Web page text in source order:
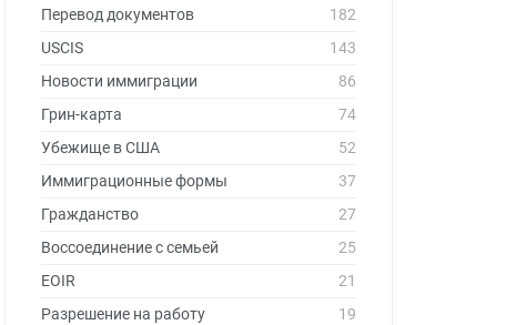
Перевод документов
182
USCIS
143
Новости иммиграции
86
Грин-карта
74
Убежище в США
52
Иммиграционные формы
37
Гражданство
27
Воссоединение с семьей
25
EOIR
21
Разрешение на работу
19